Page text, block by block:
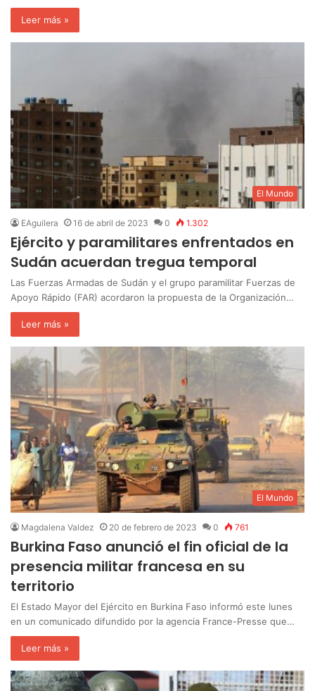
Leer más »
El Mundo
EAguilera 16 de abril de 2023 0 1.302
Ejército y paramilitares enfrentados en
Sudán acuerdan tregua temporal
Las Fuerzas Armadas de Sudán y el grupo paramilitar Fuerzas de
Apoyo Rápido (FAR) acordaron la propuesta de la Organización…
Leer más »
El Mundo
Magdalena Valdez 20 de febrero de 2023 0 761
Burkina Faso anunció el fin oficial de la
presencia militar francesa en su
territorio
El Estado Mayor del Ejército en Burkina Faso informó este lunes
en un comunicado difundido por la agencia France-Presse que…
Leer más »